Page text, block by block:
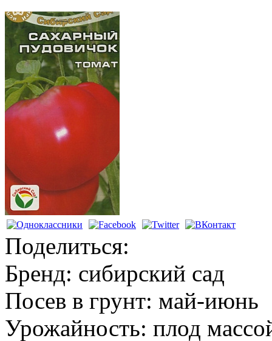
Семена овощей
Поделиться:
Бренд: сибирский сад
Посев в грунт: май-июнь
Урожайность: плод